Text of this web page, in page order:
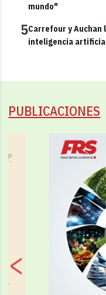
mundo"
5Carrefour y Auchan
inteligencia
PUBLICACIONES